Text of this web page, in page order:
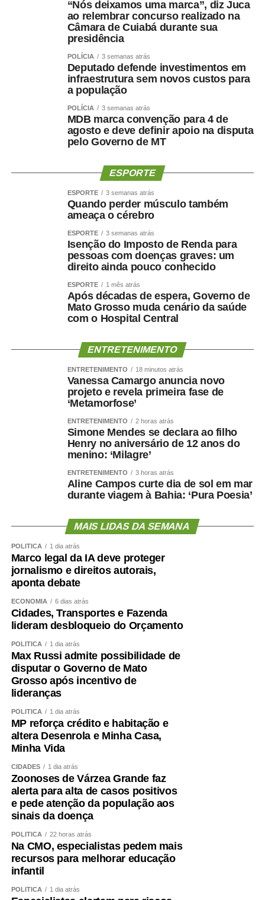
“Nós deixamos uma marca”, diz Juca
ao relembrar concurso realizado na
Câmara de Cuiabá durante sua
presidência
POLÍCIA 3 semanas atrás
Deputado defende investimentos em
infraestrutura sem novos custos para
a população
POLÍCIA 3 semanas atrás
MDB marca convenção para 4 de
agosto e deve definir apoio na disputa
pelo Governo de MT
ESPORTE
ESPORTE 3 semanas atrás
Quando perder músculo também
ameaça o cérebro
ESPORTE 3 semanas atrás
Isenção do Imposto de Renda para
pessoas com doenças graves: um
direito ainda pouco conhecido
ESPORTE 1 mês atrás
Após décadas de espera, Governo de
Mato Grosso muda cenário da saúde
com o Hospital Central
ENTRETENIMENTO
ENTRETENIMENTO 18 minutos atrás
Vanessa Camargo anuncia novo
projeto e revela primeira fase de
‘Metamorfose’
ENTRETENIMENTO 2 horas atrás
Simone Mendes se declara ao filho
Henry no aniversário de 12 anos do
menino: ‘Milagre’
ENTRETENIMENTO 3 horas atrás
Aline Campos curte dia de sol em mar
durante viagem à Bahia: ‘Pura Poesia’
MAIS LIDAS DA SEMANA
POLÍTICA 1 dia atrás
Marco legal da IA deve proteger
jornalismo e direitos autorais,
aponta debate
ECONOMIA 6 dias atrás
Cidades, Transportes e Fazenda
lideram desbloqueio do Orçamento
POLÍTICA 1 dia atrás
Max Russi admite possibilidade de
disputar o Governo de Mato
Grosso após incentivo de
lideranças
POLÍTICA 1 dia atrás
MP reforça crédito e habitação e
altera Desenrola e Minha Casa,
Minha Vida
CIDADES 1 dia atrás
Zoonoses de Várzea Grande faz
alerta para alta de casos positivos
e pede atenção da população aos
sinais da doença
POLÍTICA 22 horas atrás
Na CMO, especialistas pedem mais
recursos para melhorar educação
infantil
POLÍTICA 1 dia atrás